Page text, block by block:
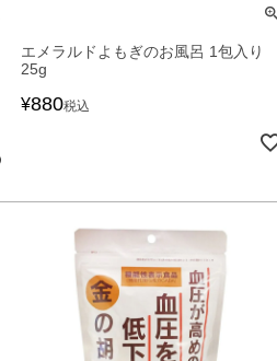
エメラルドよもぎのお風呂 1包入り
25g
¥880税込